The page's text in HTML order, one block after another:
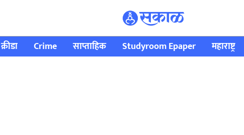
क्रीडा Crime साप्ताहिक Studyroom Epaper महाराष्ट्र